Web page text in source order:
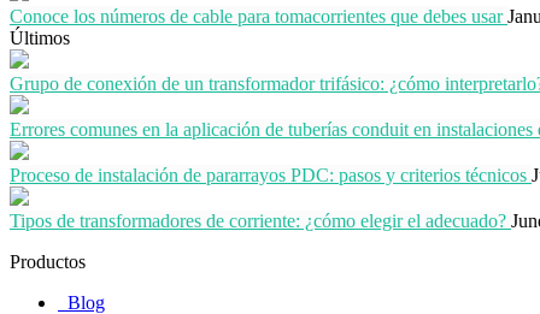
Conoce los números de cable para tomacorrientes que debes usar
Últimos
Grupo de conexión de un transformador trifásico: ¿cómo
Errores comunes en la aplicación de tuberías conduit en instalaciones
Proceso de instalación de pararrayos PDC: pasos y criterios técnicos
Tipos de transformadores de corriente: ¿cómo elegir el adecuado?
Productos
Blog